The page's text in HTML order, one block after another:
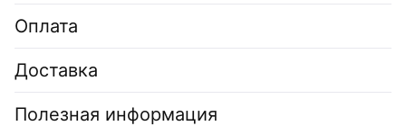
Оплата
Доставка
Полезная информация